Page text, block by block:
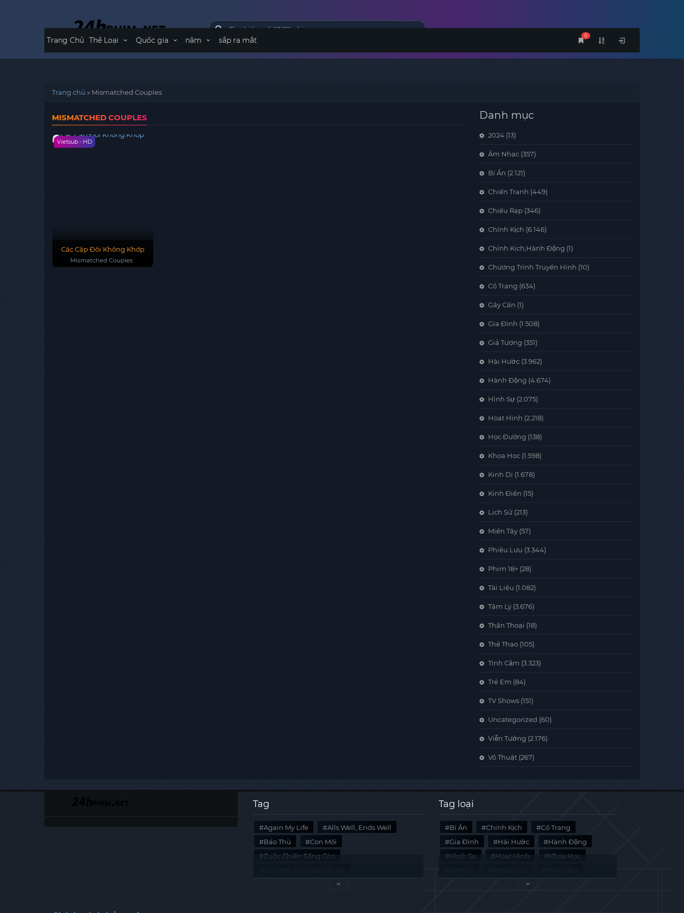
0
Trang Chủ Thể Loại Quốc gia năm sắp ra mắt
Trang chủ » Mismatched Couples
MISMATCHED COUPLES
Vietsub - HD
Các Cặp Đôi Không Khớp
Mismatched Couples
Danh mục
2024 (13)
Âm Nhạc (357)
Bí Ẩn (2.121)
Chiến Tranh (449)
Chiếu Rạp (346)
Chính Kịch (6.146)
Chính Kịch,Hành Động (1)
Chương Trình Truyền Hình (10)
Cổ Trang (634)
Gây Cấn (1)
Gia Đình (1.508)
Giả Tượng (351)
Hài Hước (3.962)
Hành Động (4.674)
Hình Sự (2.075)
Hoạt Hình (2.218)
Học Đường (138)
Khoa Học (1.598)
Kinh Dị (1.678)
Kinh Điển (15)
Lịch Sử (213)
Miền Tây (57)
Phiêu Lưu (3.344)
Phim 18+ (28)
Tài Liệu (1.082)
Tâm Lý (3.676)
Thần Thoại (18)
Thể Thao (105)
Tình Cảm (3.323)
Trẻ Em (84)
TV Shows (151)
Uncategorized (60)
Viễn Tưởng (2.176)
Võ Thuật (267)
Tag
Again My Life
Alls Well, Ends Well
Báo Thù
Con Mồi
Cuộc Chiến Sống Còn
Last Summer
Tag loại
Bí Ẩn Chính Kịch
Cổ Trang
Gia Đình
Hài Hước
Hành Động
Hình Sự
Hoạt Hình
Khoa Học
Tài Liệu
Tâm Lý Viễn Tưởng